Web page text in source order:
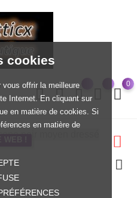
cookies
vous offrir la meilleure
Internet. En cliquant sur
en matière de cookies. Si
en matière de
0
!